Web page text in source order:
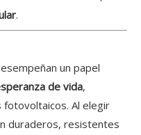
.
un papel
de vida,
fotovoltaicos. Al elegir
duraderos, resistentes